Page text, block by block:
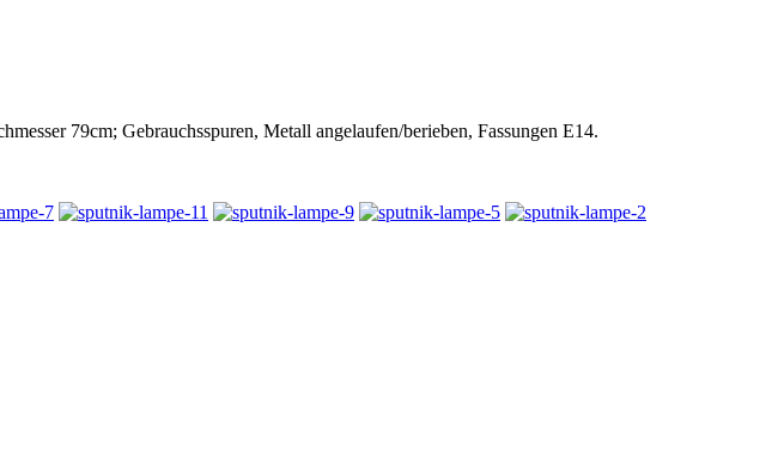
79cm; Gebrauchsspuren, Metall angelaufen/berieben, Fassungen E14.